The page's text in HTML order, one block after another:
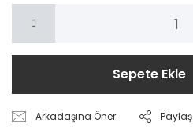
Sepete Ekle
Arkadaşına Öner Paylaş